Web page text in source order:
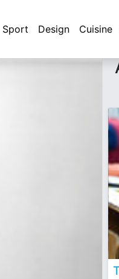
Sport Design Cuisine